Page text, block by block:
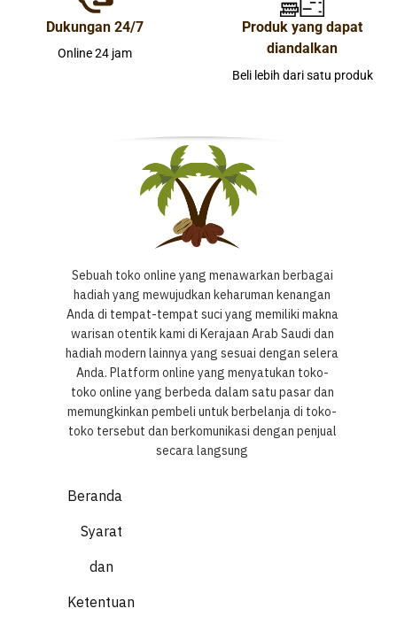
Dukungan 24/7
Online 24 jam
Produk yang dapat
diandalkan
Beli lebih dari satu produk
Sebuah toko online yang menawarkan berbagai
hadiah yang mewujudkan keharuman kenangan
Anda di tempat-tempat suci yang memiliki makna
warisan otentik kami di Kerajaan Arab Saudi dan
hadiah modern lainnya yang sesuai dengan selera
Anda. Platform online yang menyatukan toko-
toko online yang berbeda dalam satu pasar dan
memungkinkan pembeli untuk berbelanja di toko-
toko tersebut dan berkomunikasi dengan penjual
secara langsung
Beranda
Syarat
dan
Ketentuan